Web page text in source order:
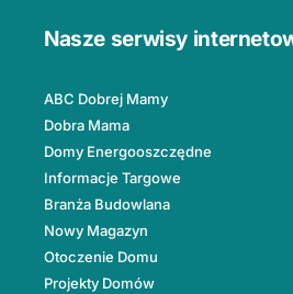
Nasze serwisy
ABC Dobrej Mamy
Dobra Mama
Domy Energooszczędne
Informacje Targowe
Branża Budowlana
Nowy Magazyn
Otoczenie Domu
Projekty Domów